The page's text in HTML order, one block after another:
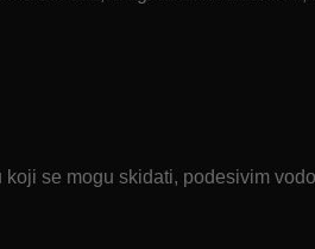
se mogu skidati, podesivim